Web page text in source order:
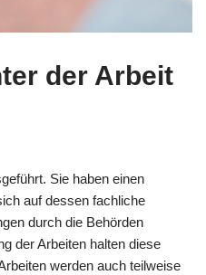
der Arbeit
Sie haben einen
auf dessen fachliche
durch die Behörden
der Arbeiten halten diese
werden auch teilweise